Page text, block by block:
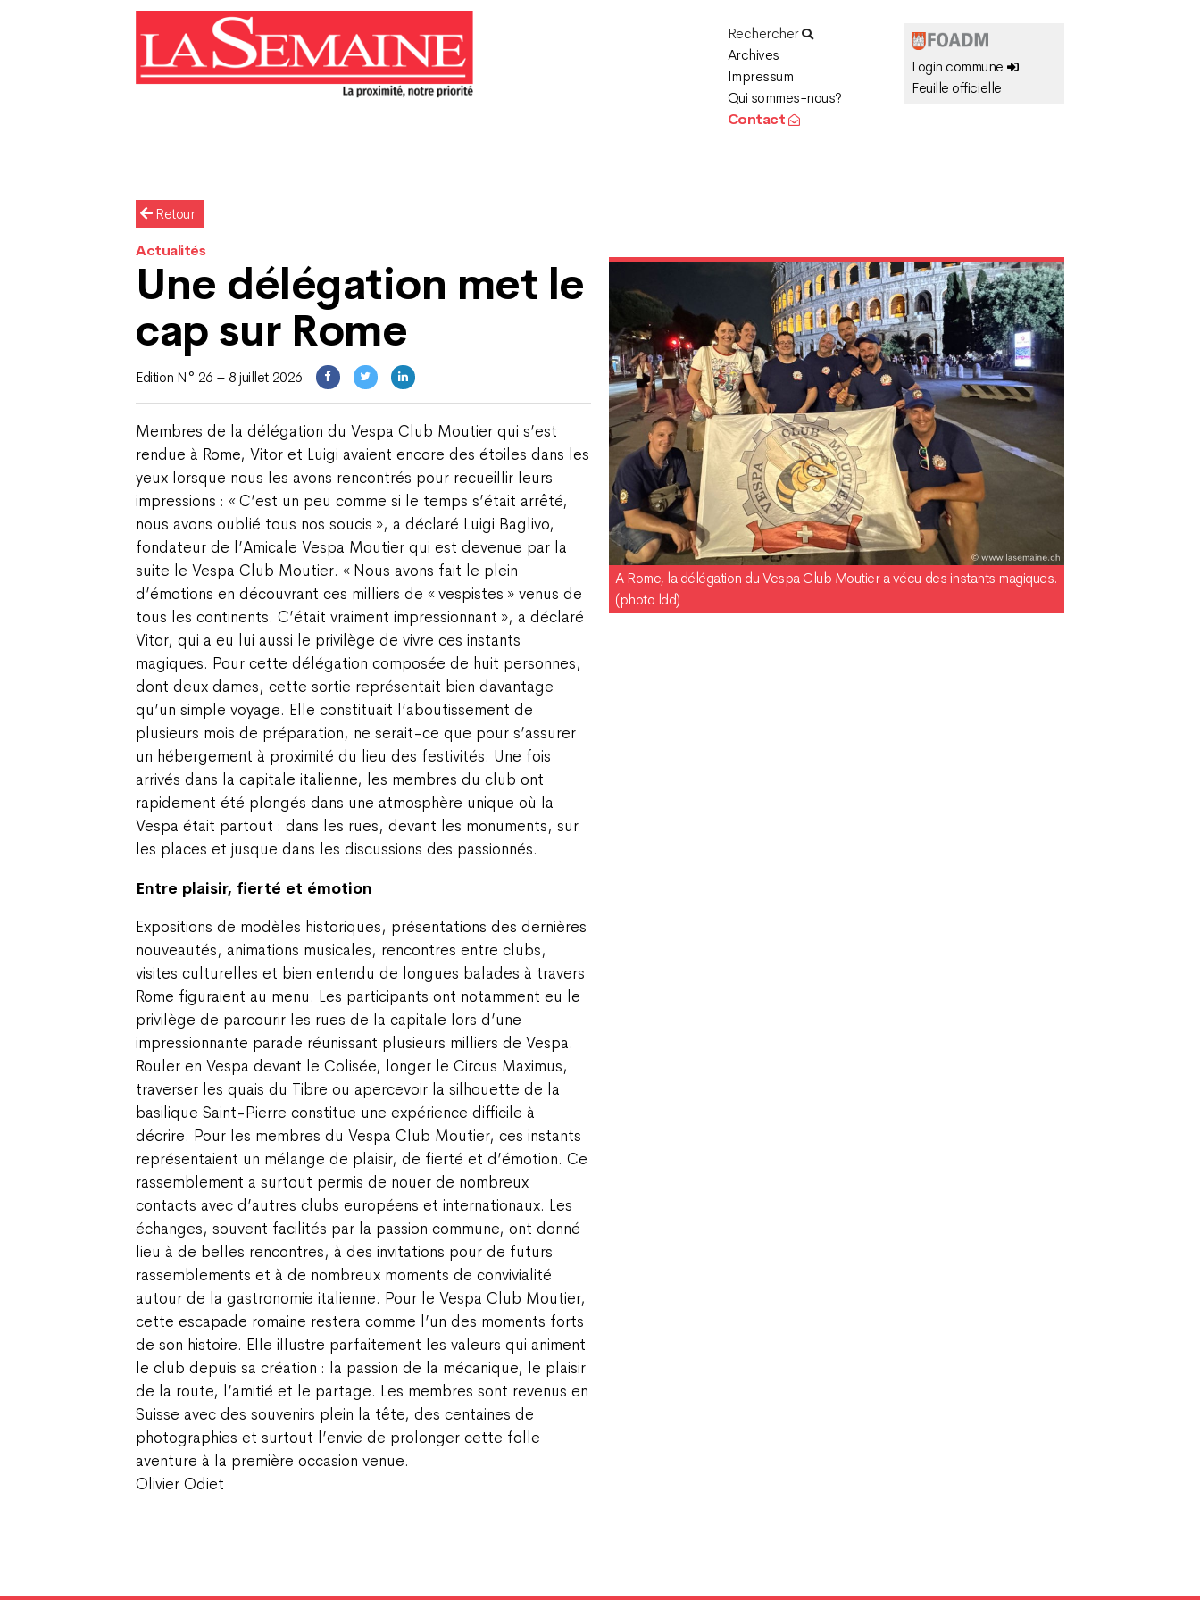
Rechercher
Archives
Impressum
Qui sommes-nous?
Contact
Login commune
Feuille officielle
Retour
Actualités
Une délégation met le
cap sur Rome
Edition N° 26 – 8 juillet 2026
Membres de la délégation du Vespa Club Moutier qui s’est
rendue à Rome, Vitor et Luigi avaient encore des étoiles dans les
yeux lorsque nous les avons rencontrés pour recueillir leurs
impressions : « C’est un peu comme si le temps s’était arrêté,
nous avons oublié tous nos soucis », a déclaré Luigi Baglivo,
fondateur de l’Amicale Vespa Moutier qui est devenue par la
suite le Vespa Club Moutier. « Nous avons fait le plein
d’émotions en découvrant ces milliers de « vespistes » venus de
tous les continents. C’était vraiment impressionnant », a déclaré
Vitor, qui a eu lui aussi le privilège de vivre ces instants
magiques. Pour cette délégation composée de huit personnes,
dont deux dames, cette sortie représentait bien davantage
qu’un simple voyage. Elle constituait l’aboutissement de
plusieurs mois de préparation, ne serait-ce que pour s’assurer
un hébergement à proximité du lieu des festivités. Une fois
arrivés dans la capitale italienne, les membres du club ont
rapidement été plongés dans une atmosphère unique où la
Vespa était partout : dans les rues, devant les monuments, sur
les places et jusque dans les discussions des passionnés.
Entre plaisir, fierté et émotion
Expositions de modèles historiques, présentations des dernières
nouveautés, animations musicales, rencontres entre clubs,
visites culturelles et bien entendu de longues balades à travers
Rome figuraient au menu. Les participants ont notamment eu le
privilège de parcourir les rues de la capitale lors d’une
impressionnante parade réunissant plusieurs milliers de Vespa.
Rouler en Vespa devant le Colisée, longer le Circus Maximus,
traverser les quais du Tibre ou apercevoir la silhouette de la
basilique Saint-Pierre constitue une expérience difficile à
décrire. Pour les membres du Vespa Club Moutier, ces instants
représentaient un mélange de plaisir, de fierté et d’émotion. Ce
rassemblement a surtout permis de nouer de nombreux
contacts avec d’autres clubs européens et internationaux. Les
échanges, souvent facilités par la passion commune, ont donné
lieu à de belles rencontres, à des invitations pour de futurs
rassemblements et à de nombreux moments de convivialité
autour de la gastronomie italienne. Pour le Vespa Club Moutier,
cette escapade romaine restera comme l’un des moments forts
de son histoire. Elle illustre parfaitement les valeurs qui animent
le club depuis sa création : la passion de la mécanique, le plaisir
de la route, l’amitié et le partage. Les membres sont revenus en
Suisse avec des souvenirs plein la tête, des centaines de
photographies et surtout l’envie de prolonger cette folle
aventure à la première occasion venue.
Olivier Odiet
A Rome, la délégation du Vespa Club Moutier a vécu des instants magiques.
(photo ldd)